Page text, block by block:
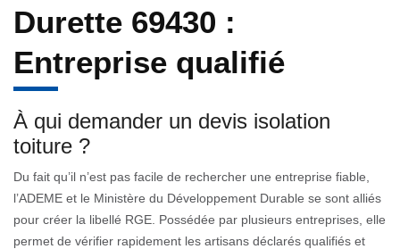
Durette 69430 :
Entreprise qualifié
À qui demander un devis isolation
toiture ?
Du fait qu’il n’est pas facile de rechercher une entreprise fiable,
l’ADEME et le Ministère du Développement Durable se sont alliés
pour créer la libellé RGE. Possédée par plusieurs entreprises, elle
permet de vérifier rapidement les artisans déclarés qualifiés et